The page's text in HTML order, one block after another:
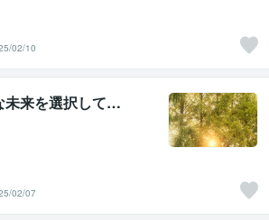
02/10
来を選択して…
02/07